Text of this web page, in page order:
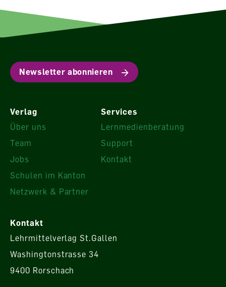
Newsletter abonnieren
Verlag
Über uns
Team
Jobs
Schulen im Kanton
Netzwerk & Partner
Services
Lernmedienberatung
Support
Kontakt
Kontakt
Lehrmittelverlag St.Gallen
Washingtonstrasse 34
9400 Rorschach